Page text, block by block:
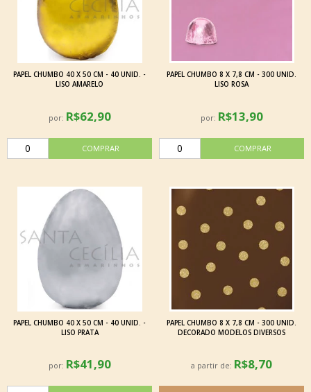
PAPEL CHUMBO 40 X 50 CM - 40 UNID. -
LISO AMARELO
por: R$62,90
PAPEL CHUMBO 8 X 7,8 CM - 300 UNID.
LISO ROSA
por: R$13,90
PAPEL CHUMBO 40 X 50 CM - 40 UNID. -
LISO PRATA
por: R$41,90
PAPEL CHUMBO 8 X 7,8 CM - 300 UNID.
DECORADO MODELOS DIVERSOS
a partir de: R$8,70